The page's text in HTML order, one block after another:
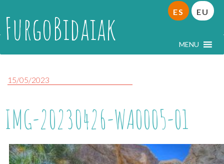
FurgoBidaiak MENU
ES EU
15/05/2023
IMG-20230426-WA0005-01